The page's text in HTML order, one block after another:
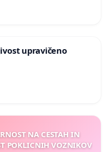
upravičeno
NA CESTAH IN
POKLICNIH VOZNIKOV